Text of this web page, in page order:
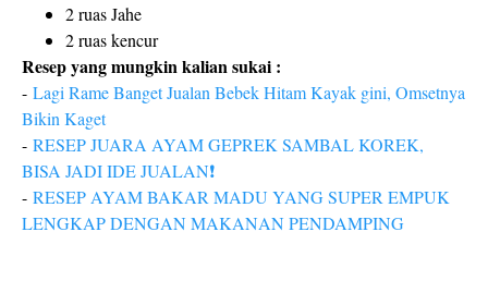
2 ruas Jahe
2 ruas kencur
Resep yang mungkin kalian sukai :
- Lagi Rame Banget Jualan Bebek Hitam Kayak gini, Omsetnya
Bikin Kaget
- RESEP JUARA AYAM GEPREK SAMBAL KOREK,
BISA JADI IDE JUALAN❗
- RESEP AYAM BAKAR MADU YANG SUPER EMPUK
LENGKAP DENGAN MAKANAN PENDAMPING